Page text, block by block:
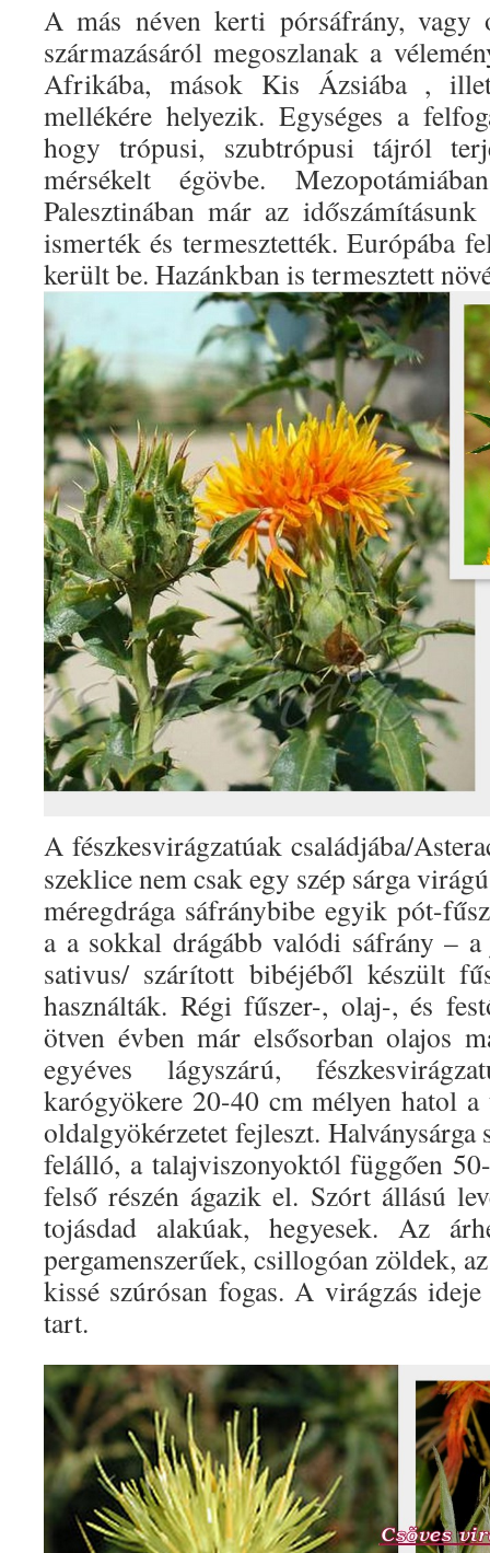
A más néven kerti pórsáfrány, vagy
származásáról megoszlanak a
Afrikába, mások Kis Ázsiába ,
mellékére helyezik. Egységes a
hogy trópusi, szubtrópusi tájról
mérsékelt égövbe.
Palesztinában már az
ismerték és termesztették. Európába
került be. Hazánkban is termesztett
A fészkesvirágzatúak családjába/
szeklice nem csak egy szép sárga
méregdrága sáfránybibe egyik pót-
a a sokkal drágább valódi sáfrány –
sativus/ szárított bibéjéből készült
használták. Régi fűszer-, olaj-, és
ötven évben már elsősorban olajos
egyéves lágyszárú,
karógyökere 20-40 cm mélyen hatol a
oldalgyökérzetet fejleszt. Halványsárga
felálló, a talajviszonyoktól függően
felső részén ágazik el. Szórt állású
tojásdad alakúak, hegyesek. Az
pergamenszerűek, csillogóan zöldek,
kissé szúrósan fogas. A virágzás
tart.